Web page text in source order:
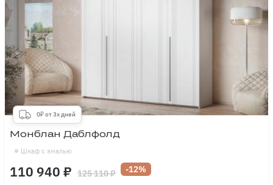
0₽ от 3х дней
Шкаф с эмалью
Монблан Даблфолд
110 940 ₽ 125 110 ₽ -12%